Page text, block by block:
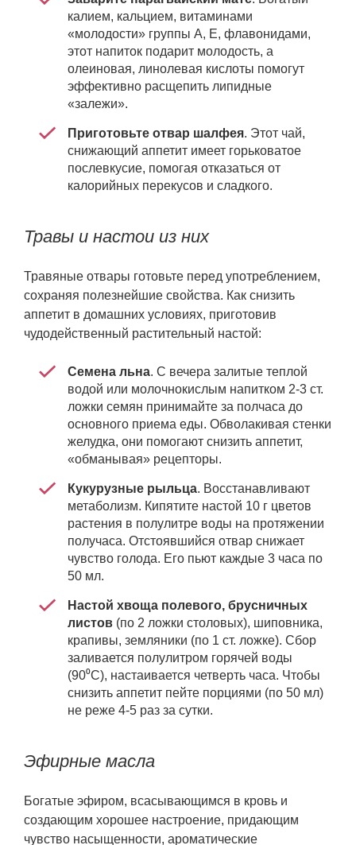
калием, кальцием, витаминами
«молодости» группы А, Е, флавонидами,
этот напиток подарит молодость, а
олеиновая, линолевая кислоты помогут
эффективно расщепить липидные
«залежи».
Приготовьте отвар шалфея. Этот чай,
снижающий аппетит имеет горьковатое
послевкусие, помогая отказаться от
калорийных перекусов и сладкого.
Травы и настои из них
Травяные отвары готовьте перед употреблением,
сохраняя полезнейшие свойства. Как снизить
аппетит в домашних условиях, приготовив
чудодейственный растительный настой:
Семена льна. С вечера залитые теплой
водой или молочнокислым напитком 2-3 ст.
ложки семян принимайте за полчаса до
основного приема еды. Обволакивая стенки
желудка, они помогают снизить аппетит,
«обманывая» рецепторы.
Кукурузные рыльца. Восстанавливают
метаболизм. Кипятите настой 10 г цветов
растения в полулитре воды на протяжении
получаса. Отстоявшийся отвар снижает
чувство голода. Его пьют каждые 3 часа по
50 мл.
Настой хвоща полевого, брусничных
листов (по 2 ложки столовых), шиповника,
крапивы, земляники (по 1 ст. ложке). Сбор
заливается полулитром горячей воды
(90⁰С), настаивается четверть часа. Чтобы
снизить аппетит пейте порциями (по 50 мл)
не реже 4-5 раз за сутки.
Эфирные масла
Богатые эфиром, всасывающимся в кровь и
создающим хорошее настроение, придающим
чувство насыщенности, ароматические